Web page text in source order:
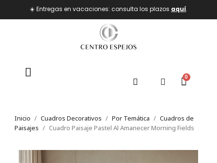
☀️ Entregas en vacaciones: consulta los plazos aquí.
Inicio Cuadros Decorativos Por Temática
Cuadros de
Paisajes
Cuadro Paisaje Pastel Al Amanecer Morning Fields